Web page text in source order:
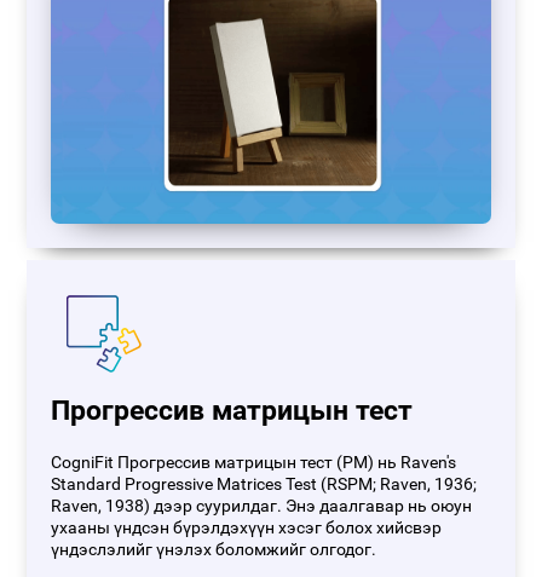
Прогрессив матрицын тест
CogniFit Прогрессив матрицын тест (PM) нь Raven's
Standard Progressive Matrices Test (RSPM; Raven, 1936;
Raven, 1938) дээр суурилдаг. Энэ даалгавар нь оюун
ухааны үндсэн бүрэлдэхүүн хэсэг болох хийсвэр
үндэслэлийг үнэлэх боломжийг олгодог.